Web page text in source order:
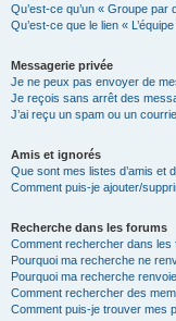
Qu’est-ce qu’un « Groupe par
Qu’est-ce que le lien «
Messagerie privée
Je ne peux pas envoyer de
Je reçois sans arrêt des
J’ai reçu un spam ou un
Amis et ignorés
Que sont mes listes d’amis et
Comment puis-je ajouter/
Recherche dans les forums
Comment rechercher dans les
Pourquoi ma recherche ne
Pourquoi ma recherche
Comment rechercher des
Comment puis-je trouver mes